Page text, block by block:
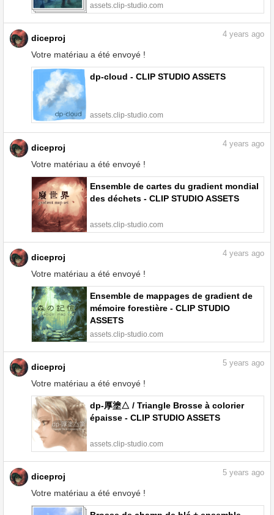
assets.clip-studio.com
diceproj
Votre matériau a été envoyé !
4 years ago
dp-cloud - CLIP STUDIO ASSETS
assets.clip-studio.com
diceproj
Votre matériau a été envoyé !
4 years ago
Ensemble de cartes du gradient mondial
des déchets - CLIP STUDIO ASSETS
assets.clip-studio.com
diceproj
Votre matériau a été envoyé !
4 years ago
Ensemble de mappages de gradient de
mémoire forestière - CLIP STUDIO
ASSETS
assets.clip-studio.com
diceproj
Votre matériau a été envoyé !
5 years ago
dp-厚塗△ / Triangle Brosse à colorier
épaisse - CLIP STUDIO ASSETS
assets.clip-studio.com
diceproj
Votre matériau a été envoyé !
5 years ago